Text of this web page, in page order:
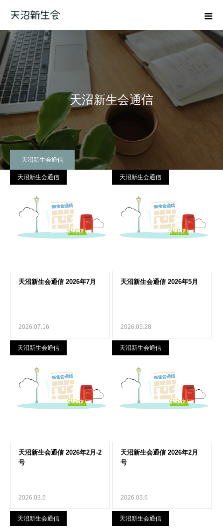
天沼新生会通信
天沼新生会通信
天沼新生会通信
2026.07.16
天沼新生会通信
2026.05.28
天沼新生会通信
2026.03.6
天沼新生会通信
2026.03.6
天沼新生会通信 天沼新生会通信